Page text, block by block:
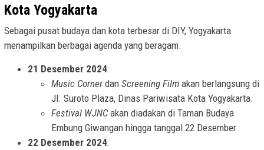
Kota Yogyakarta
Sebagai pusat budaya dan kota terbesar di DIY, Yogyakarta
menampilkan berbagai agenda yang beragam.
21 Desember 2024:
Music Cornerdan Screening Film akan berlangsung di
Jl. Suroto Plaza, Dinas Pariwisata Kota Yogyakarta.
Festival WJNCakan diadakan di Taman Budaya
Embung Giwangan hingga tanggal 22 Desember.
22 Desember 2024: